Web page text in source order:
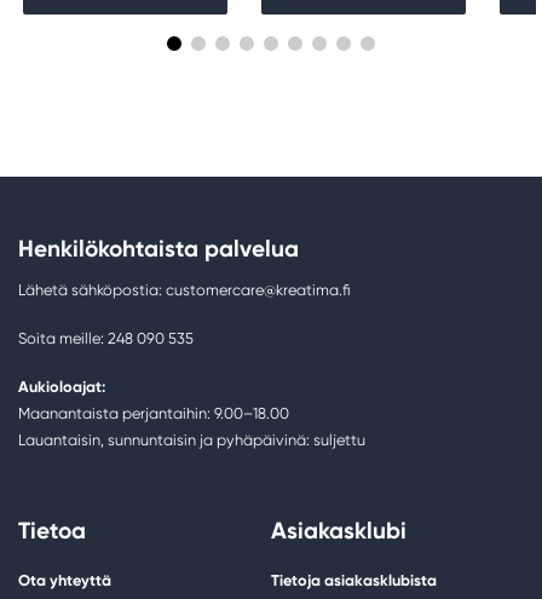
Henkilökohtaista palvelua
Lähetä sähköpostia: customercare@kreatima.fi
Soita meille: 248 090 535
Aukioloajat:
Maanantaista perjantaihin: 9.00–18.00
Lauantaisin, sunnuntaisin ja pyhäpäivinä: suljettu
Tietoa
Ota yhteyttä
Asiakasklubi
Tietoja asiakasklubista